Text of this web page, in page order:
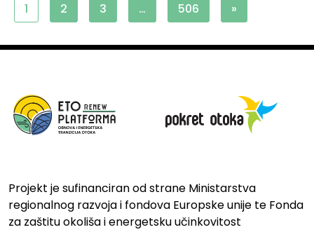
1 2 3 … 506 »
Projekt je sufinanciran od strane Ministarstva
regionalnog razvoja i fondova Europske unije te Fonda
za zaštitu okoliša i energetsku učinkovitost